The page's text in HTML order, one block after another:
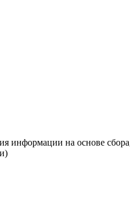
информации на основе